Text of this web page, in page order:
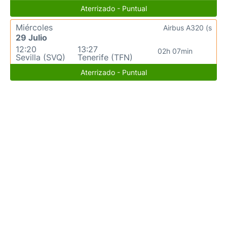
Aterrizado - Puntual
Miércoles
29 Julio
12:20
Sevilla (SVQ)
13:27
Tenerife (TFN)
02h 07min
Airbus A320 (s
Aterrizado - Puntual